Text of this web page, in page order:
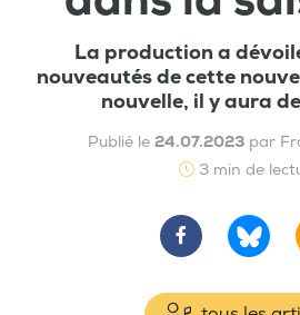
La production a
nouveautés de cette
nouvelle, il y aura
Publié le 24.07.2023 par
3 min de